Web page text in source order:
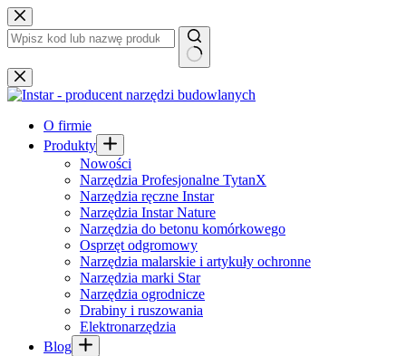
Przejdź
do
treści
Brak
wyników
O firmie
Produkty
Nowości
Narzędzia Profesjonalne TytanX
Narzędzia ręczne Instar
Narzędzia Instar Nature
Narzędzia do betonu komórkowego
Osprzęt odgromowy
Narzędzia malarskie i artykuły ochronne
Narzędzia marki Star
Narzędzia ogrodnicze
Drabiny i ruszowania
Elektronarzędzia
Blog